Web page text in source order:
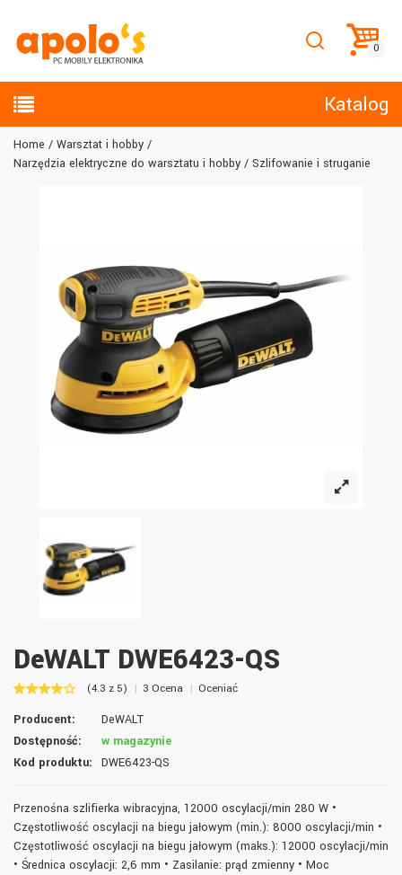
Katalog
Home
Warsztat i hobby
Narzędzia elektryczne do warsztatu i hobby
Szlifowanie i struganie
DeWALT DWE6423-QS
(4.3 z 5) 3 Ocena Oceniać
Producent:
DeWALT
Dostępność:
w magazynie
Kod produktu:
DWE6423-QS
Przenośna szlifierka wibracyjna, 12000 oscylacji/min 280 W •
Częstotliwość oscylacji na biegu jałowym (min.): 8000 oscylacji/min •
Częstotliwość oscylacji na biegu jałowym (maks.): 12000 oscylacji/min
• Średnica oscylacji: 2,6 mm • Zasilanie: prąd zmienny • Moc